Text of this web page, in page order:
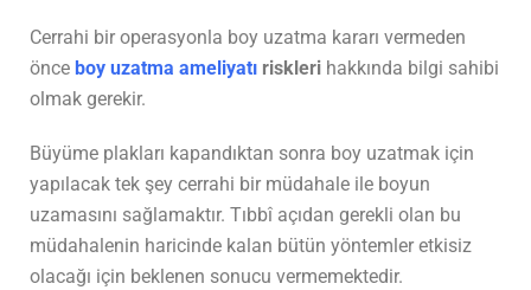
Cerrahi bir operasyonla boy uzatma kararı vermeden
önce boy uzatma ameliyatı riskleri hakkında bilgi sahibi
olmak gerekir.
Büyüme plakları kapandıktan sonra boy uzatmak için
yapılacak tek şey cerrahi bir müdahale ile boyun
uzamasını sağlamaktır. Tıbbî açıdan gerekli olan bu
müdahalenin haricinde kalan bütün yöntemler etkisiz
olacağı için beklenen sonucu vermemektedir.